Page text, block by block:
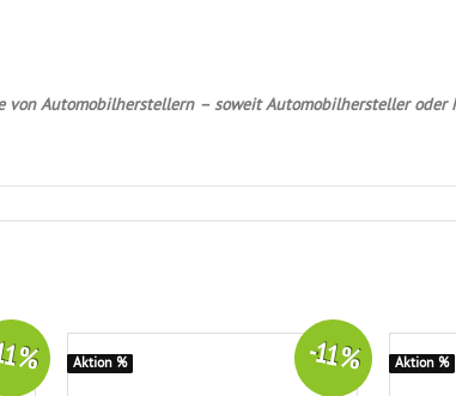
Automobilherstellern – soweit Automobilhersteller
% -11 %
Aktion % Aktion %